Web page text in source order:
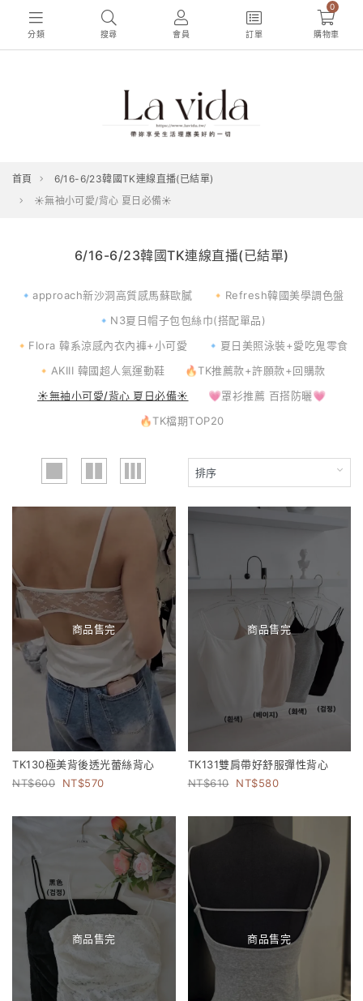
分類 搜尋 會員 訂單
0
購物車
首頁
6/16-6/23韓國TK連線直播(已結單)
☀️無袖小可愛/背心 夏日必備☀️
6/16-6/23韓國TK連線直播(已結單)
🔹approach新沙洞高質感馬蘇歐膩
🔸Refresh韓國美學調色盤
🔹N3夏日帽子包包絲巾(搭配單品)
🔸Flora 韓系涼感內衣內褲+小可愛
🔹夏日美照泳裝+愛吃鬼零食
🔸AKIII 韓國超人氣運動鞋
🔥TK推薦款+許願款+回購款
☀️無袖小可愛/背心 夏日必備☀️
💗罩衫推薦 百搭防曬💗
🔥TK檔期TOP20
商品售完
TK130極美背後透光蕾絲背心
600
570
商品售完
TK131雙肩帶好舒服彈性背心
610
580
商品售完 商品售完